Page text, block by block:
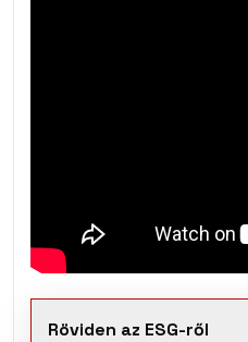
Röviden az ESG-ről